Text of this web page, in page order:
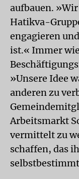
aufbauen.
Hatikva-
engagieren
ist.« Immer
»Unsere Idee
anderen zu
Arbeitsmarkt
vermittelt zu
schaffen, das